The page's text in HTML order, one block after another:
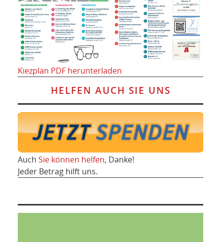
Kiezplan PDF herunterladen
HELFEN AUCH SIE UNS
Auch Sie können helfen, Danke!
Jeder Betrag hilft uns.